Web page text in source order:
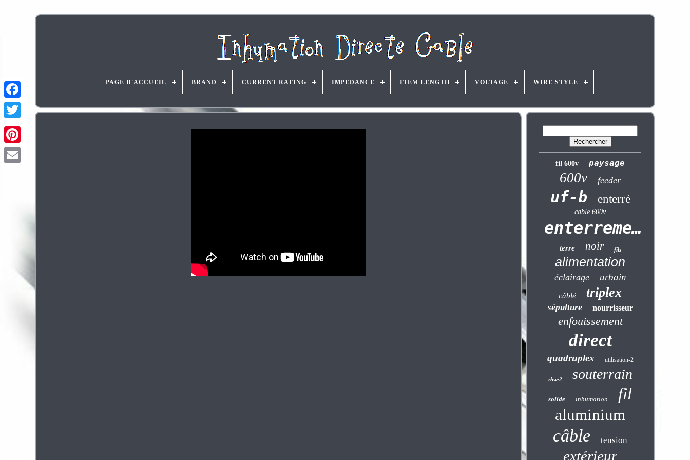
Pinterest
PAGE D'ACCUEIL BRAND CURRENT RATING IMPEDANCE ITEM LENGTH VOLTAGE WIRE STYLE
fil 600v paysage
600v feeder
uf-b enterré
cable 600v
enterrement
terre noir fils
alimentation
éclairage urbain
câblé triplex
sépulture nourrisseur
enfouissement
direct
quadruplex utilisation-2
rhw-2 souterrain
solide inhumation fil
aluminium
câble tension
extérieur